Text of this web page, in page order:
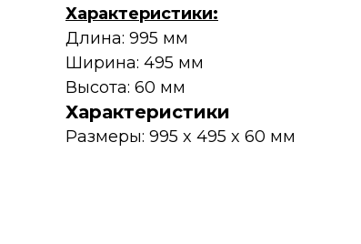
Характеристики:
Длина: 995 мм
Ширина: 495 мм
Высота: 60 мм
Характеристики
Размеры: 995 x 495 x 60 мм